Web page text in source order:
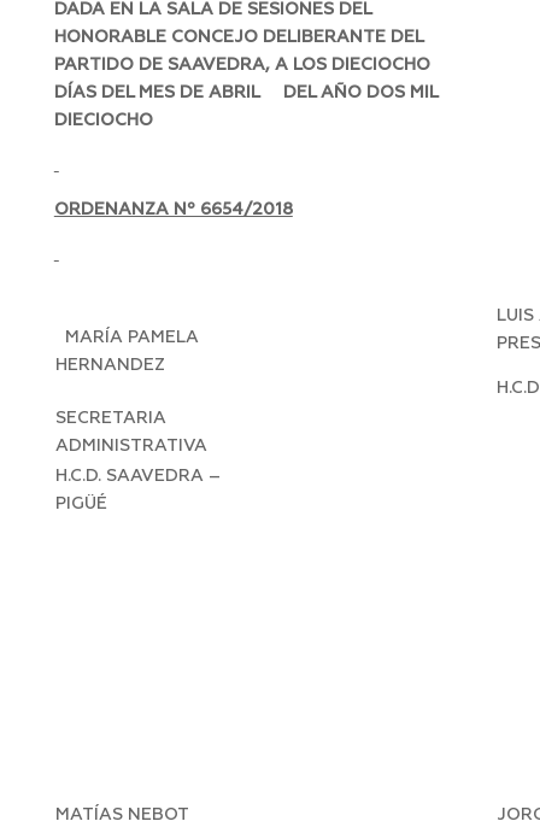
DADA EN LA SALA DE SESIONES DEL
HONORABLE CONCEJO DELIBERANTE DEL
PARTIDO DE SAAVEDRA, A LOS DIECIOCHO
DÍAS DEL MES DE ABRIL DEL AÑO DOS MIL
DIECIOCHO
ORDENANZA Nº 6654/2018
MARÍA PAMELA
HERNANDEZ
LUIS
SECRETARIA
ADMINISTRATIVA
H.C.D. SAAVEDRA –
PIGÜÉ
MATÍAS NEBOT